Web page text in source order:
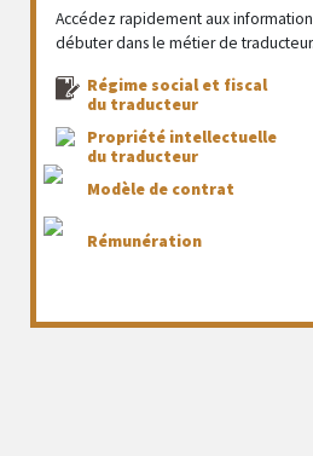
Accédez rapidement aux
débuter dans le métier de traducteur.
Régime social et fiscal
du traducteur
Propriété intellectuelle
du traducteur
Modèle de contrat
Rémunération